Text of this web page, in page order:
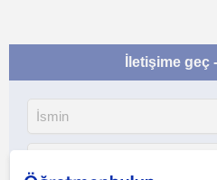
İletişime geç